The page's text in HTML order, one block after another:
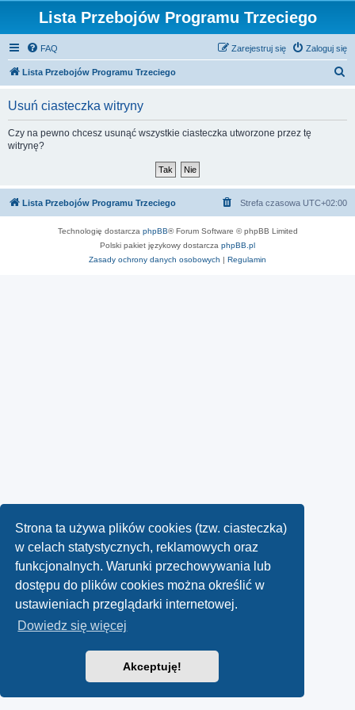
Strona ta używa plików cookies (tzw. ciasteczka)
w celach statystycznych, reklamowych oraz
funkcjonalnych. Warunki przechowywania lub
dostępu do plików cookies można określić w
ustawieniach przeglądarki internetowej.
Dowiedz się więcej
Akceptuję!
Lista Przebojów Programu Trzeciego
FAQ Zaloguj się
Zarejestruj się
Lista Przebojów Programu Trzeciego
Usuń ciasteczka witryny
Czy na pewno chcesz usunąć wszystkie ciasteczka utworzone przez tę
witrynę?
Lista Przebojów Programu Trzeciego Strefa czasowa UTC+02:00
Technologię dostarcza phpBB® Forum Software © phpBB Limited
Polski pakiet językowy dostarcza phpBB.pl
Zasady ochrony danych osobowych | Regulamin